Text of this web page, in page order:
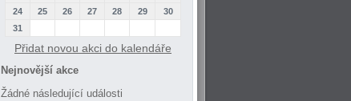
24
25 26 27 28 29
30
31
Přidat novou akci do kalendáře
Nejnovější akce
Žádné následující události